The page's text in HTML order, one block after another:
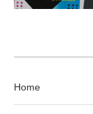
Home